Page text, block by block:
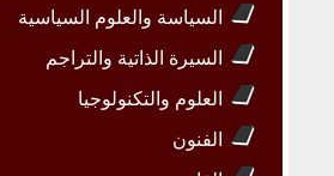
السياسة والعلوم السياسية
السيرة الذاتية والتراجم
العلوم والتكنولوجيا
الفنون